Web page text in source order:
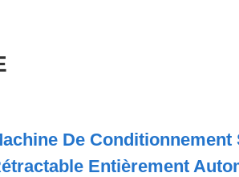
De Conditionnement
Entièrement